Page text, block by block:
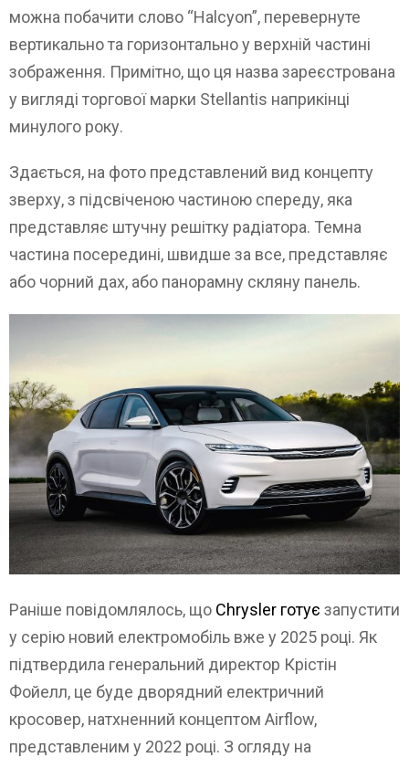
можна побачити слово “Halcyon”, перевернуте
вертикально та горизонтально у верхній частині
зображення. Примітно, що ця назва зареєстрована
у вигляді торгової марки Stellantis наприкінці
минулого року.
Здається, на фото представлений вид концепту
зверху, з підсвіченою частиною спереду, яка
представляє штучну решітку радіатора. Темна
частина посередині, швидше за все, представляє
або чорний дах, або панорамну скляну панель.
Раніше повідомлялось, що Chrysler готує запустити
у серію новий електромобіль вже у 2025 році. Як
підтвердила генеральний директор Крістін
Фойелл, це буде дворядний електричний
кросовер, натхненний концептом Airflow,
представленим у 2022 році. З огляду на